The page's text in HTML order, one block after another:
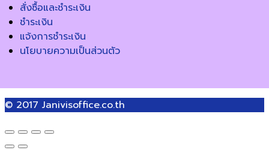
สั่งซื้อและชำระเงิน
ชำระเงิน
แจ้งการชำระเงิน
นโยบายความเป็นส่วนตัว
© 2017 Janivisoffice.co.th